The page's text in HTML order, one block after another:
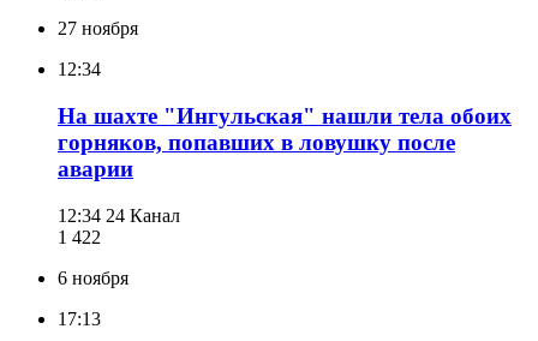
27 ноября
12:34
На шахте "Ингульская" нашли тела обоих
горняков, попавших в ловушку после
аварии
12:34 24 Канал
1 422
6 ноября
17:13